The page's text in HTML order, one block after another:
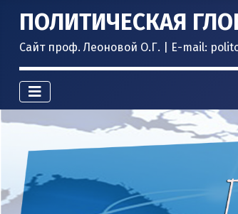
ПОЛИТИЧЕСКАЯ
Сайт проф. Леоновой О.Г. | E-mail: